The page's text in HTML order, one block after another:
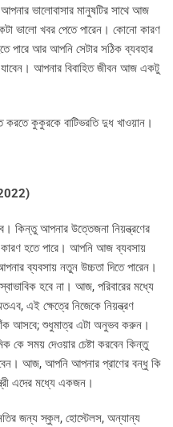
ভালোবাসার মানুষটির সাথে আজ
ভালো খবর পেতে পারেন। কোনো কারণ
পারে আর আপনি সেটার সঠিক ব্যবহার
যাবেন। আপনার বিবাহিত জীবন আজ একটু
কুকুরকে বাটিভরতি দুধ খাওয়ান।
কিন্তু আপনার উত্তেজনা নিয়ন্ত্রণের
কারণ হতে পারে। আপনি আজ ব্যবসায়
ব্যবসায় নতুন উচ্চতা দিতে পারেন।
হবে না। আজ, পরিবারের মধ্যে
এই ক্ষেত্রে নিজেকে নিয়ন্ত্রণ
আসবে; শুধুমাত্র এটা অনুভব করুন।
কে সময় দেওয়ার চেষ্টা করবেন কিন্তু
আজ, আপনি আপনার প্রাণের বন্ধু কি
এদের মধ্যে একজন।
জন্য স্কুল, হোস্টেলস, অন্যান্য